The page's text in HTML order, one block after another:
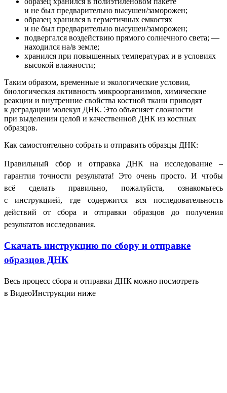
и не был предварительно высушен/заморожен;
образец хранился в герметичных емкостях
и не был предварительно высушен/заморожен;
подвергался воздействию прямого солнечного света; —
находился на/в земле;
хранился при повышенных температурах и в условиях
высокой влажности;
Таким образом, временные и экологические условия,
биологическая активность микроорганизмов, химические
реакции и внутренние свойства костной ткани приводят
к деградации молекул ДНК. Это объясняет сложности
при выделении целой и качественной ДНК из костных
образцов.
Как самостоятельно собрать и отправить образцы ДНК:
Правильный сбор и отправка ДНК на исследование –
гарантия точности результата! Это очень просто. И чтобы
всё сделать правильно, пожалуйста, ознакомьтесь
синструкцией, где содержится вся последовательность
действий от сбора и отправки образцов до получения
результатов исследования.
Скачать инструкцию по сбору и отправке
образцов ДНК
Весь процесс сбора и отправки ДНК можно посмотреть
в ВидеоИнструкции ниже